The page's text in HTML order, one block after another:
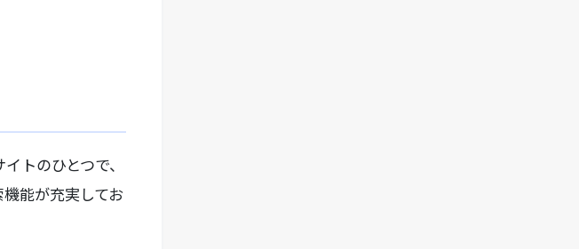
トのひとつで、
能が充実してお